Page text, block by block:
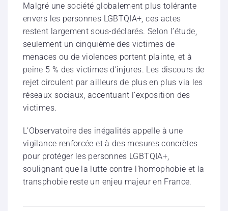
Malgré une société globalement plus tolérante
envers les personnes LGBTQIA+, ces actes
restent largement sous-déclarés. Selon l’étude,
seulement un cinquième des victimes de
menaces ou de violences portent plainte, et à
peine 5 % des victimes d’injures. Les discours de
rejet circulent par ailleurs de plus en plus via les
réseaux sociaux, accentuant l’exposition des
victimes.
L’Observatoire des inégalités appelle à une
vigilance renforcée et à des mesures concrètes
pour protéger les personnes LGBTQIA+,
soulignant que la lutte contre l’homophobie et la
transphobie reste un enjeu majeur en France.